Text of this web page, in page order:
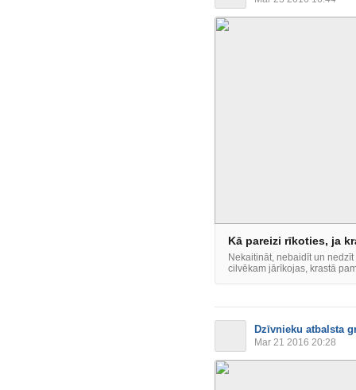
Kā pareizi rīkoties, ja
Nekaitināt, nebaidīt un
cilvēkam jārīkojas, krastā
Dzīvnieku atbalsta
Mar 21 2016 20:28